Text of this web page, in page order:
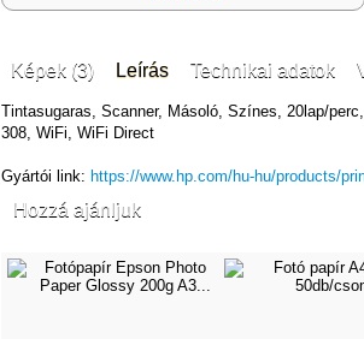
Képek (3) Leírás Technikai adatok
Tintasugaras, Scanner, Másoló, Színes, 20lap/
308, WiFi, WiFi Direct
Gyártói link: https://www.hp.com/hu-hu/products/
Hozzá ajánljuk